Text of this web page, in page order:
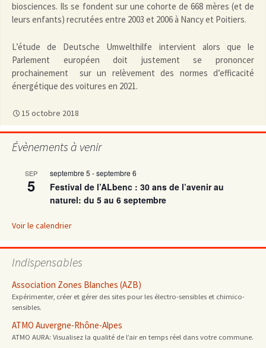
biosciences. Ils se fondent sur une cohorte de 668 mères (et de
leurs enfants) recrutées entre 2003 et 2006 à Nancy et Poitiers.
L’étude de Deutsche Umwelthilfe intervient alors que le
Parlement européen doit justement se prononcer
prochainement sur un relèvement des normes d’efficacité
énergétique des voitures en 2021.
15 octobre 2018
Évènements à venir
SEP
5
septembre 5 -septembre 6
Festival de l’ALbenc : 30 ans de l’avenir au
naturel: du 5 au 6 septembre
Voir le calendrier
Indispensables
Association Zones Blanches (AZB)
Expérimenter, créer et gérer des sites pour les électro-sensibles et chimico-
sensibles.
ATMO Auvergne-Rhône-Alpes
ATMO AURA: Visualisez la qualité de l’air en temps réel dans votre commune.